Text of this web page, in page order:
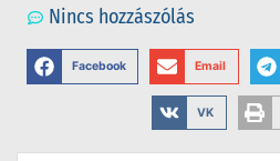
Nincs hozzászólás
Facebook Email
VK